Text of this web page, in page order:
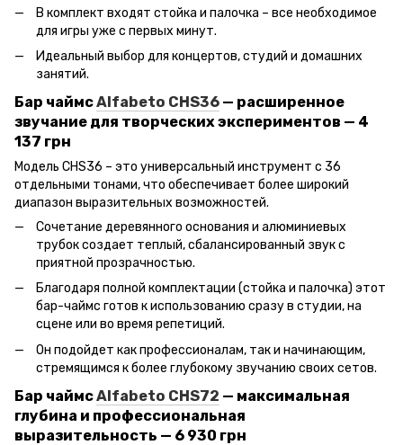
В комплект входят стойка и палочка – все необходимое
для игры уже с первых минут.
Идеальный выбор для концертов, студий и домашних
занятий.
Бар чаймсAlfabeto CHS36 — расширенное
звучание для творческих экспериментов — 4
137 грн
Модель CHS36 – это универсальный инструмент с 36
отдельными тонами, что обеспечивает более широкий
диапазон выразительных возможностей.
Сочетание деревянного основания и алюминиевых
трубок создает теплый, сбалансированный звук с
приятной прозрачностью.
Благодаря полной комплектации (стойка и палочка) этот
бар-чаймс готов к использованию сразу в студии, на
сцене или во время репетиций.
Он подойдет как профессионалам, так и начинающим,
стремящимся к более глубокому звучанию своих сетов.
Бар чаймсAlfabeto CHS72 — максимальная
глубина и профессиональная
выразительность — 6 930 грн